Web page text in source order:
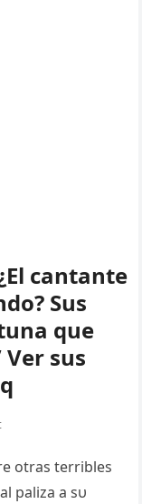
cantante
Sus
que
Ver sus
otras terribles
paliza a sυ